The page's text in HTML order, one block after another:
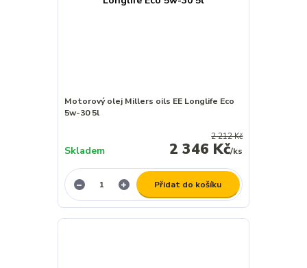
Motorový olej Millers oils EE Longlife Eco
5w-30 5l
2 212 Kč
2 346 Kč/ks
Skladem
Přidat do košíku